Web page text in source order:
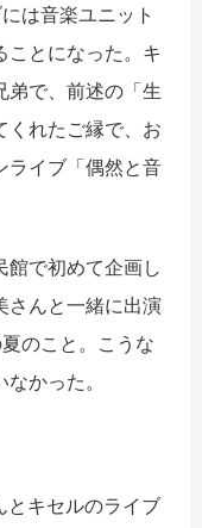
は音楽ユニット
ことになった。キ
弟で、前述の「生
くれたご縁で、お
ライブ「偶然と音
で初めて企画し
さんと一緒に出演
のこと。こうな
かった。
キセルのライブ